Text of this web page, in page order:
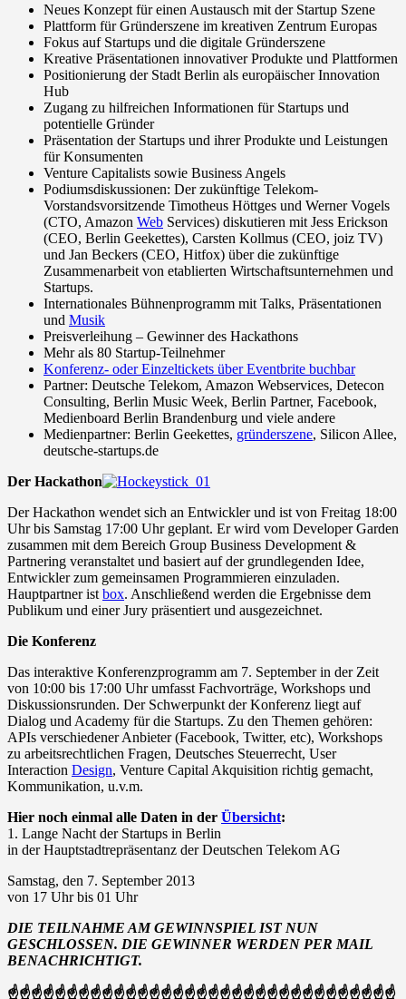
Neues Konzept für einen Austausch mit der Startup Szene
Plattform für Gründerszene im kreativen Zentrum Europas
Fokus auf Startups und die digitale Gründerszene
Kreative Präsentationen innovativer Produkte und Plattformen
Positionierung der Stadt Berlin als europäischer Innovation
Hub
Zugang zu hilfreichen Informationen für Startups und
potentielle Gründer
Präsentation der Startups und ihrer Produkte und Leistungen
für Konsumenten
Venture Capitalists sowie Business Angels
Podiumsdiskussionen: Der zukünftige Telekom-
Vorstandsvorsitzende Timotheus Höttges und Werner Vogels
(CTO, Amazon Web Services) diskutieren mit Jess Erickson
(CEO, Berlin Geekettes), Carsten Kollmus (CEO, joiz TV)
und Jan Beckers (CEO, Hitfox) über die zukünftige
Zusammenarbeit von etablierten Wirtschaftsunternehmen und
Startups.
Internationales Bühnenprogramm mit Talks, Präsentationen
und Musik
Preisverleihung – Gewinner des Hackathons
Mehr als 80 Startup-Teilnehmer
Konferenz- oder Einzeltickets über Eventbrite buchbar
Partner: Deutsche Telekom, Amazon Webservices, Detecon
Consulting, Berlin Music Week, Berlin Partner, Facebook,
Medienboard Berlin Brandenburg und viele andere
Medienpartner: Berlin Geekettes, gründerszene, Silicon Allee,
deutsche-startups.de
Der Hackathon
Der Hackathon wendet sich an Entwickler und ist von Freitag 18:00
Uhr bis Samstag 17:00 Uhr geplant. Er wird vom Developer Garden
zusammen mit dem Bereich Group Business Development &
Partnering veranstaltet und basiert auf der grundlegenden Idee,
Entwickler zum gemeinsamen Programmieren einzuladen.
Hauptpartner ist box. Anschließend werden die Ergebnisse dem
Publikum und einer Jury präsentiert und ausgezeichnet.
Die Konferenz
Das interaktive Konferenzprogramm am 7. September in der Zeit
von 10:00 bis 17:00 Uhr umfasst Fachvorträge, Workshops und
Diskussionsrunden. Der Schwerpunkt der Konferenz liegt auf
Dialog und Academy für die Startups. Zu den Themen gehören:
APIs verschiedener Anbieter (Facebook, Twitter, etc), Workshops
zu arbeitsrechtlichen Fragen, Deutsches Steuerrecht, User
Interaction Design, Venture Capital Akquisition richtig gemacht,
Kommunikation, u.v.m.
Hier noch einmal alle Daten in der Übersicht:
1. Lange Nacht der Startups in Berlin
in der Hauptstadtrepräsentanz der Deutschen Telekom AG
Samstag, den 7. September 2013
von 17 Uhr bis 01 Uhr
DIE TEILNAHME AM GEWINNSPIEL IST NUN
GESCHLOSSEN. DIE GEWINNER WERDEN PER MAIL
BENACHRICHTIGT.
☝☝☝☝☝☝☝☝☝☝☝☝☝☝☝☝☝☝☝☝☝☝☝☝☝☝☝☝☝☝☝☝☝